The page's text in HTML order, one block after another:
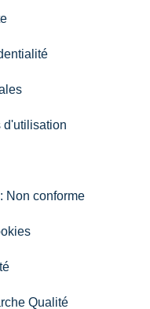
d'utilisation
Non conforme
Qualité